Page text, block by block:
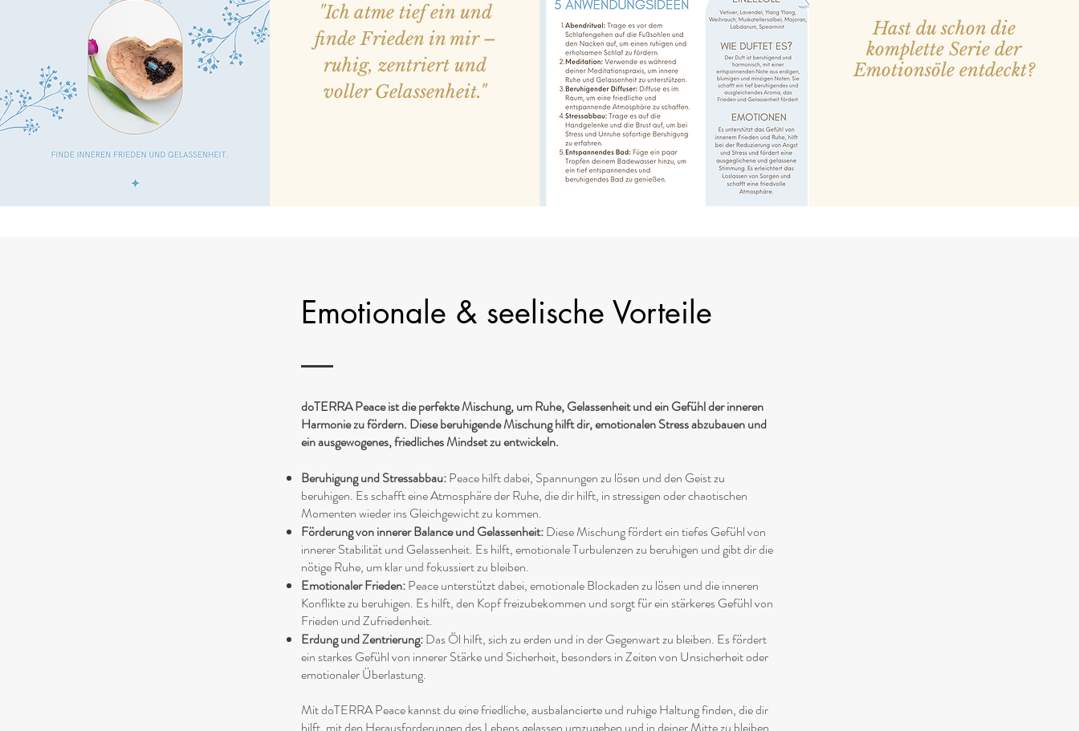
"Ich atme tief ein und
finde Frieden in mir –
ruhig, zentriert und
voller Gelassenheit."
Hast du schon die
komplette Serie der
Emotionsöle entdeckt?
Emotionale & seelische Vorteile
doTERRA Peace ist die perfekte Mischung, um Ruhe, Gelassenheit und ein Gefühl der inneren
Harmonie zu fördern. Diese beruhigende Mischung hilft dir, emotionalen Stress abzubauen und
ein ausgewogenes, friedliches Mindset zu entwickeln.
Beruhigung und Stressabbau:Peace hilft dabei, Spannungen zu lösen und den Geist zu
beruhigen. Es schafft eine Atmosphäre der Ruhe, die dir hilft, in stressigen oder chaotischen
Momenten wieder ins Gleichgewicht zu kommen.
Förderung von innerer Balance und Gelassenheit:Diese Mischung fördert ein tiefes Gefühl von
innerer Stabilität und Gelassenheit. Es hilft, emotionale Turbulenzen zu beruhigen und gibt dir die
nötige Ruhe, um klar und fokussiert zu bleiben.
Emotionaler Frieden:Peace unterstützt dabei, emotionale Blockaden zu lösen und die inneren
Konflikte zu beruhigen. Es hilft, den Kopf freizubekommen und sorgt für ein stärkeres Gefühl von
Frieden und Zufriedenheit.
Erdung und Zentrierung:Das Öl hilft, sich zu erden und in der Gegenwart zu bleiben. Es fördert
ein starkes Gefühl von innerer Stärke und Sicherheit, besonders in Zeiten von Unsicherheit oder
emotionaler Überlastung.
Mit doTERRA Peace kannst du eine friedliche, ausbalancierte und ruhige Haltung finden, die dir
hilft, mit den Herausforderungen des Lebens gelassen umzugehen und in deiner Mitte zu bleiben.